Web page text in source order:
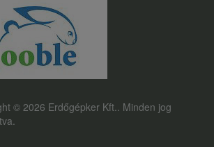
© 2026 Erdőgépker Kft.. Minden jog